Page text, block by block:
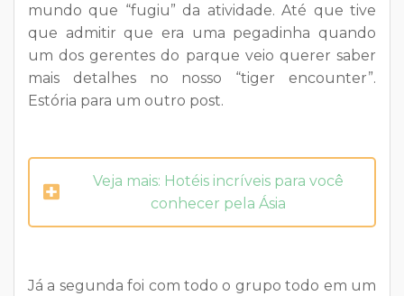
mundo que “fugiu” da atividade. Até que tive
que admitir que era uma pegadinha quando
um dos gerentes do parque veio querer saber
mais detalhes no nosso “tiger encounter”.
Estória para um outro post.
Veja mais: Hotéis incríveis para você
conhecer pela Ásia
Já a segunda foi com todo o grupo todo em um